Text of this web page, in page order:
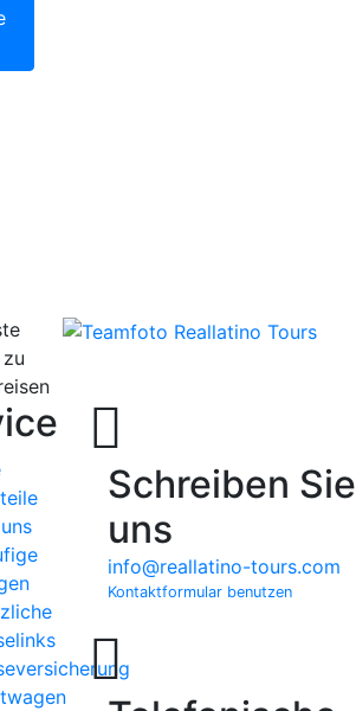
Schreiben Sie
uns
info@reallatino-tours.com
Kontaktformular benutzen